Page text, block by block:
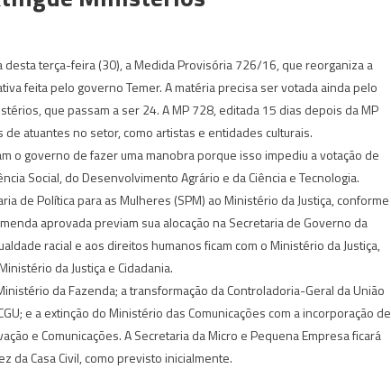
terça-feira (30), a Medida Provisória 726/16, que reorganiza a
feita pelo governo Temer. A matéria precisa ser votada ainda pelo
que passam a ser 24. A MP 728, editada 15 dias depois da MP
atuantes no setor, como artistas e entidades culturais.
o governo de fazer uma manobra porque isso impediu a votação de
Social, do Desenvolvimento Agrário e da Ciência e Tecnologia.
de Política para as Mulheres (SPM) ao Ministério da Justiça, conforme
aprovada previam sua alocação na Secretaria de Governo da
racial e aos direitos humanos ficam com o Ministério da Justiça,
da Justiça e Cidadania.
da Fazenda; a transformação da Controladoria-Geral da União
e a extinção do Ministério das Comunicações com a incorporação de
e Comunicações. A Secretaria da Micro e Pequena Empresa ficará
da Casa Civil, como previsto inicialmente.